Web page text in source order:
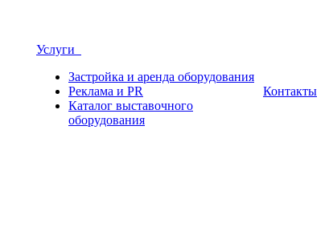
Услуги
Застройка и аренда оборудования
Реклама и PR
Каталог выставочного
оборудования
Контакты